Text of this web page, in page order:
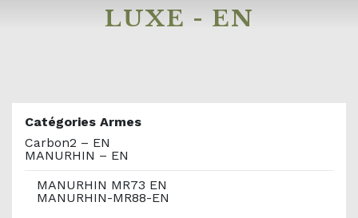
LUXE - EN
Catégories Armes
Carbon2 – EN
MANURHIN – EN
MANURHIN MR73 EN
MANURHIN-MR88-EN